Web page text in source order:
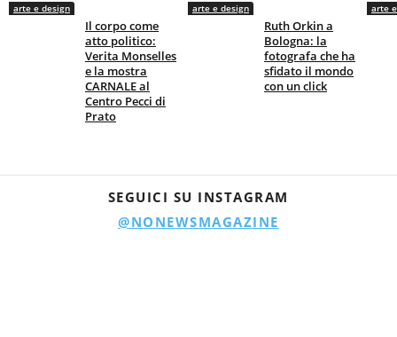
arte e design
Il corpo come
atto politico:
Verita Monselles
e la mostra
CARNALE al
Centro Pecci di
Prato
arte e design
Ruth Orkin a
Bologna: la
fotografa che ha
sfidato il mondo
con un click
arte
SEGUICI SU INSTAGRAM
@NONEWSMAGAZINE